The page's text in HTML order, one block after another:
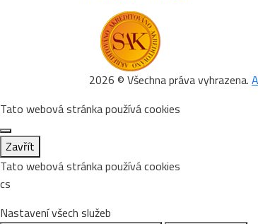
2026 © Všechna práva vyhrazena.
Tato webová stránka používá cookies
Zavřít
Tato webová stránka používá cookies
cs
Nastavení všech služeb